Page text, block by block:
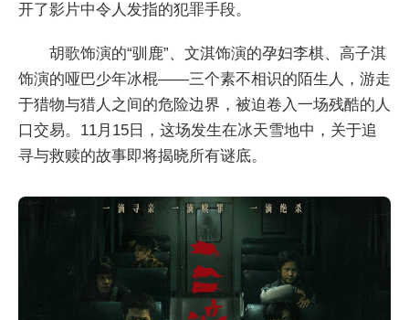
开了影片中令人发指的犯罪手段。
胡歌饰演的“驯鹿”、文淇饰演的孕妇李棋、高子淇
饰演的哑巴少年冰棍——三个素不相识的陌生人，游走
于猎物与猎人之间的危险边界，被迫卷入一场残酷的人
口交易。11月15日，这场发生在冰天雪地中，关于追
寻与救赎的故事即将揭晓所有谜底。